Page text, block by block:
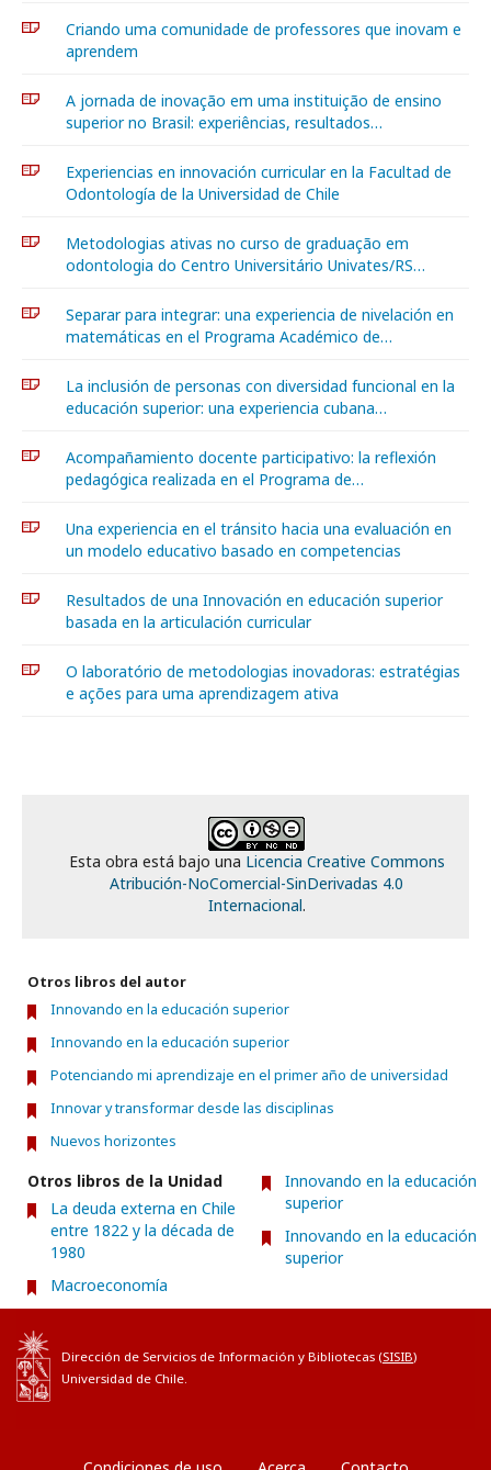
Criando uma comunidade de professores que inovam e
aprendem
A jornada de inovação em uma instituição de ensino
superior no Brasil: experiências, resultados…
Experiencias en innovación curricular en la Facultad de
Odontología de la Universidad de Chile
Metodologias ativas no curso de graduação em
odontologia do Centro Universitário Univates/RS…
Separar para integrar: una experiencia de nivelación en
matemáticas en el Programa Académico de…
La inclusión de personas con diversidad funcional en la
educación superior: una experiencia cubana…
Acompañamiento docente participativo: la reflexión
pedagógica realizada en el Programa de…
Una experiencia en el tránsito hacia una evaluación en
un modelo educativo basado en competencias
Resultados de una Innovación en educación superior
basada en la articulación curricular
O laboratório de metodologias inovadoras: estratégias
e ações para uma aprendizagem ativa
Esta obra está bajo una Licencia Creative Commons
Atribución-NoComercial-SinDerivadas 4.0
Internacional.
Otros libros del autor
Innovando en la educación superior
Innovando en la educación superior
Potenciando mi aprendizaje en el primer año de universidad
Innovar y transformar desde las disciplinas
Nuevos horizontes
Otros libros de la Unidad
La deuda externa en Chile
entre 1822 y la década de
1980
Macroeconomía
Innovando en la educación
superior
Innovando en la educación
superior
Dirección de Servicios de Información y Bibliotecas (SISIB)
Universidad de Chile.